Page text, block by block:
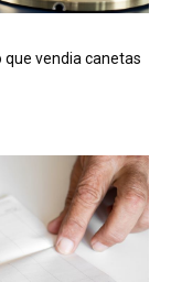
vendia canetas